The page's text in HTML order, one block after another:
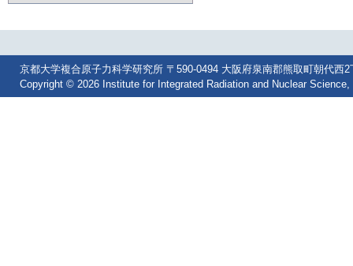
京都大学複合原子力科学研究所 〒590-0494 大阪府泉南郡熊取町朝代西
Copyright © 2026 Institute for Integrated Radiation and Nuclear